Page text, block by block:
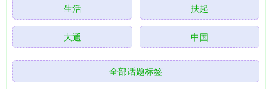
生活 扶起
大通 中国
全部话题标签